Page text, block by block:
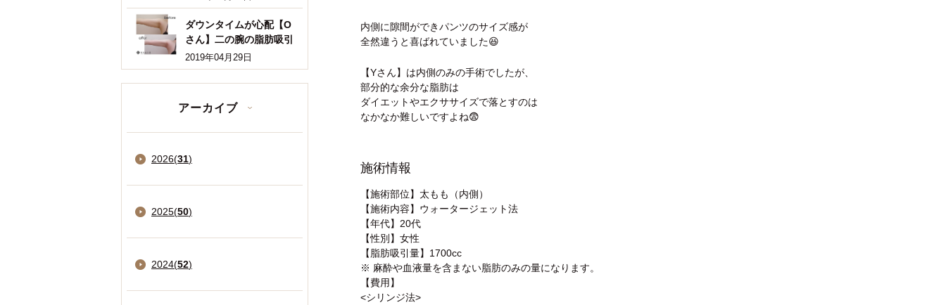
内側に隙間ができパンツのサイズ感が
全然違うと喜ばれていました😆
【Yさん】は内側のみの手術でしたが、
部分的な余分な脂肪は
ダイエットやエクササイズで落とすのは
なかなか難しいですよね😨
施術情報
【施術部位】太もも（内側）
【施術内容】ウォータージェット法
【年代】20代
【性別】女性
【脂肪吸引量】1700cc
※ 麻酔や血液量を含まない脂肪のみの量になります。
【費用】
<シリンジ法>
ダウンタイムが心配【O
さん】二の腕の脂肪吸引
2019年04月29日
アーカイブ
2026(31)
2025(50)
2024(52)